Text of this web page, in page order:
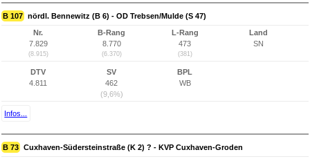
B 107 nördl. Bennewitz (B 6) - OD Trebsen/Mulde (S 47)
Nr.
7.829
(8.915)
B-Rang
8.770
(6.370)
L-Rang
473
(381)
Land
SN
DTV
4.811
SV
462
(9,6%)
BPL
WB
Infos...
B 73 Cuxhaven-Südersteinstraße (K 2) ? - KVP Cuxhaven-Groden